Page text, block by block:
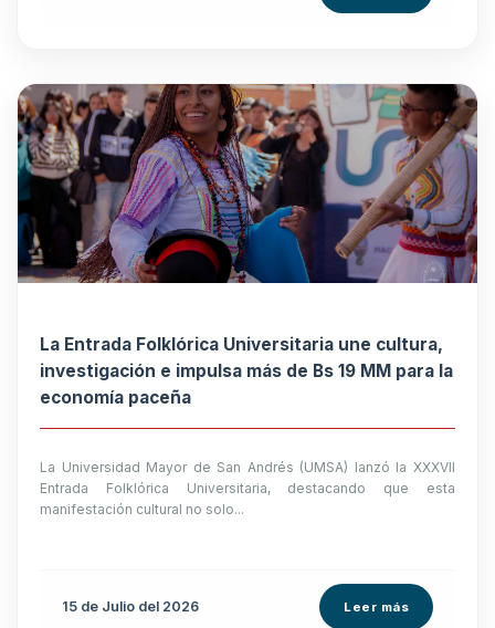
La Entrada Folklórica Universitaria une cultura,
investigación e impulsa más de Bs 19 MM para la
economía paceña
La Universidad Mayor de San Andrés (UMSA) lanzó la XXXVII
Entrada Folklórica Universitaria, destacando que esta
manifestación cultural no solo...
15 de Julio del 2026 Leer más